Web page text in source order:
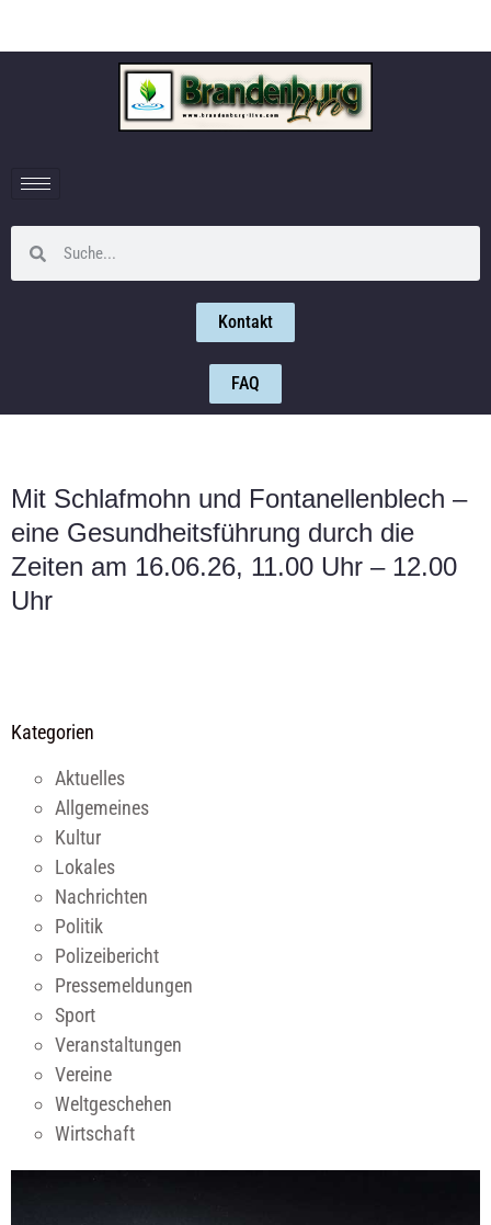
Kontakt
FAQ
Mit Schlafmohn und Fontanellenblech –
eine Gesundheitsführung durch die
Zeiten am 16.06.26, 11.00 Uhr – 12.00
Uhr
Kategorien
Aktuelles
Allgemeines
Kultur
Lokales
Nachrichten
Politik
Polizeibericht
Pressemeldungen
Sport
Veranstaltungen
Vereine
Weltgeschehen
Wirtschaft